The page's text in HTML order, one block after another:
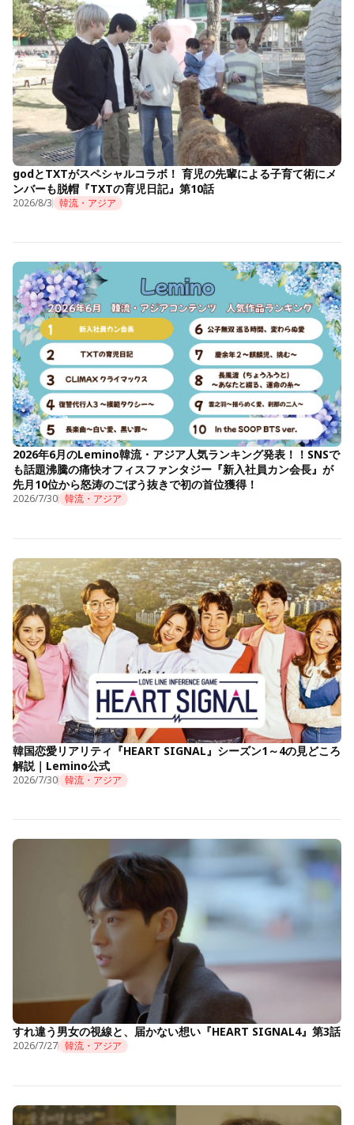
godとTXTがスペシャルコラボ！ 育児の先輩による子育て術にメ
ンバーも脱帽『TXTの育児日記』第10話
2026/8/3 韓流・アジア
2026年6月のLemino韓流・アジア人気ランキング発表！！SNSで
も話題沸騰の痛快オフィスファンタジー『新入社員カン会長』が
先月10位から怒涛のごぼう抜きで初の首位獲得！
2026/7/30 韓流・アジア
韓国恋愛リアリティ『HEART SIGNAL』シーズン1～4の見どころ
解説｜Lemino公式
2026/7/30 韓流・アジア
すれ違う男女の視線と、届かない想い『HEART SIGNAL4』第3話
2026/7/27 韓流・アジア